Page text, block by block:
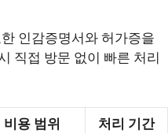
인감증명서와 허가증을
직접 방문 없이 빠른 처리
비용 범위 처리 기간